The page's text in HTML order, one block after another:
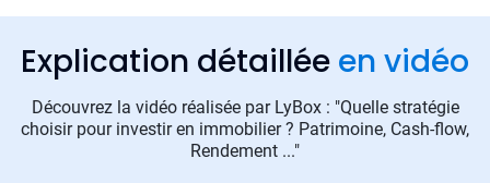
Explication détaillée en vidéo
Découvrez la vidéo réalisée par LyBox : "Quelle stratégie
choisir pour investir en immobilier ? Patrimoine, Cash-flow,
Rendement ..."